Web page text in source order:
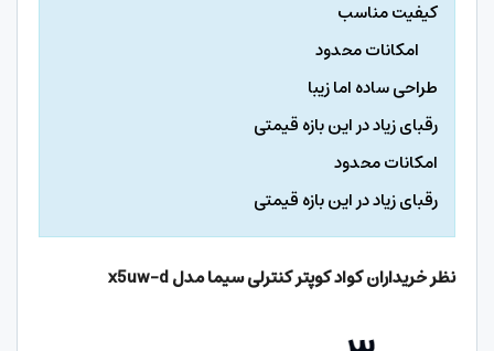
کیفیت مناسب
امکانات محدود
طراحی ساده اما زیبا
رقبای زیاد در این بازه قیمتی
امکانات محدود
رقبای زیاد در این بازه قیمتی
نظر خریداران کواد کوپتر کنترلی سیما مدلx5uw-d